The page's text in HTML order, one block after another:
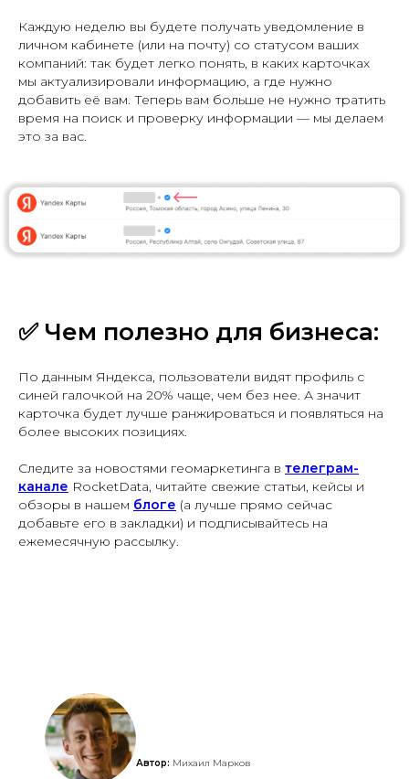
Каждую неделю вы будете получать уведомление в
личном кабинете (или на почту) со статусом ваших
компаний: так будет легко понять, в каких карточках
мы актуализировали информацию, а где нужно
добавить её вам. Теперь вам больше не нужно тратить
время на поиск и проверку информации — мы делаем
это за вас.
✅ Чем полезно для бизнеса:
По данным Яндекса, пользователи видят профиль с
синей галочкой на 20% чаще, чем без нее. А значит
карточка будет лучше ранжироваться и появляться на
более высоких позициях.
Следите за новостями геомаркетинга в телеграм-
канале RocketData, читайте свежие статьи, кейсы и
обзоры в нашем блоге (а лучше прямо сейчас
добавьте его в закладки) и подписывайтесь на
ежемесячную рассылку.
Автор: Михаил Марков